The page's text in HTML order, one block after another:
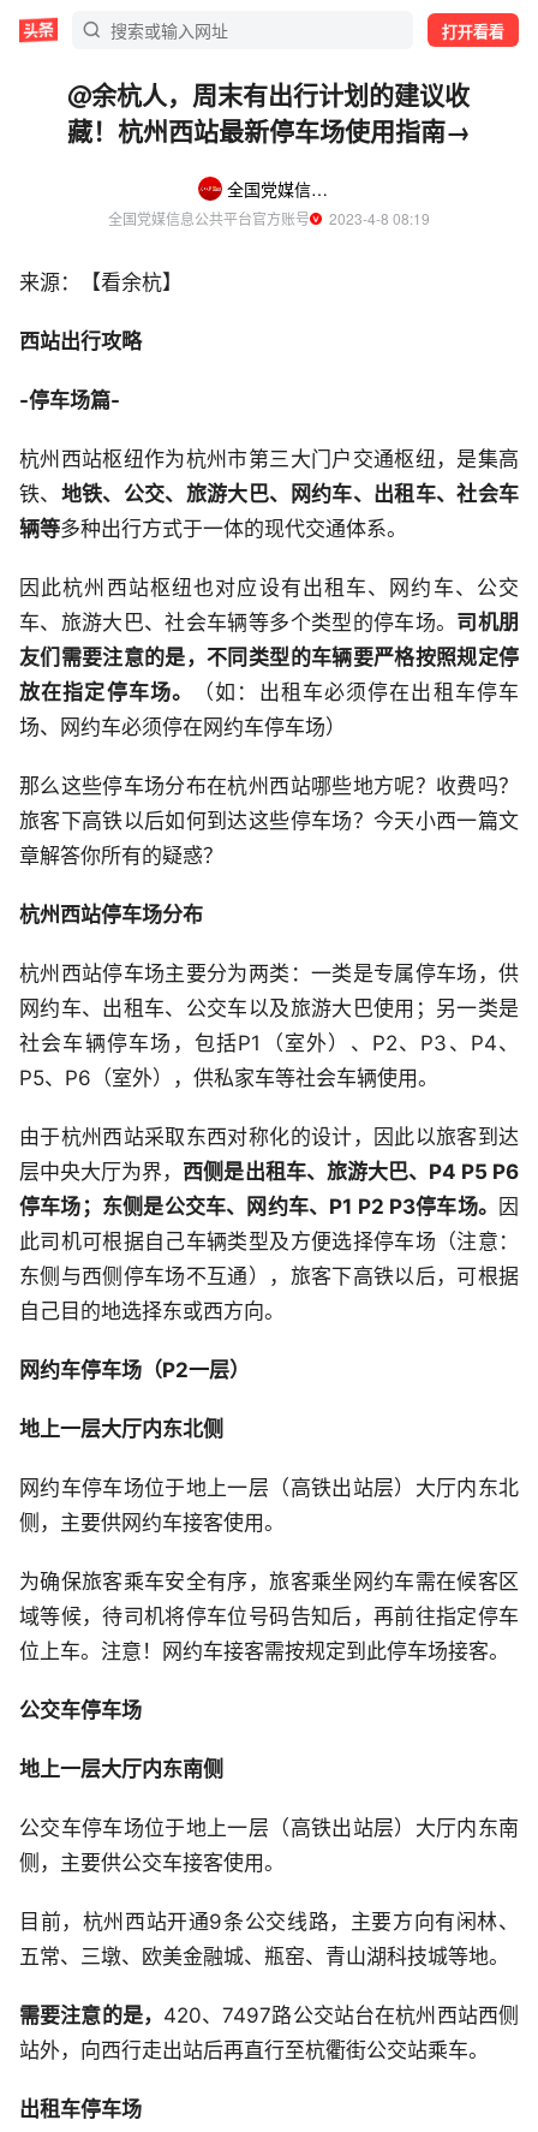
打开看看
@余杭人，周末有出行计划的建议收
藏！杭州西站最新停车场使用指南→
全国党媒信息公共平台
全国党媒信息公共平台官方账号
  2023-4-8 08:19
来源：【看余杭】
西站出行攻略
-停车场篇-
杭州西站枢纽作为杭州市第三大门户交通枢纽，是集高
铁、 地铁、公交、旅游大巴、网约车、出租车、社会车
辆等多种出行方式于一体的现代交通体系。
因此杭州西站枢纽也对应设有出租车、网约车、公交
车、旅游大巴、社会车辆等多个类型的停车场。 司机朋
友们需要注意的是，不同类型的车辆要严格按照规定停
放在指定停车场。
（如：出租车必须停在出租车停车
场、网约车必须停在网约车停车场）
那么这些停车场分布在杭州西站哪些地方呢？收费吗？
旅客下高铁以后如何到达这些停车场？今天小西一篇文
章解答你所有的疑惑？
杭州西站停车场分布
杭州西站停车场主要分为两类：一类是专属停车场，供
网约车、出租车、公交车以及旅游大巴使用；另一类是
社会车辆停车场，包括P1（室外）、P2、P3、P4、
P5、P6（室外），供私家车等社会车辆使用。
由于杭州西站采取东西对称化的设计，因此以旅客到达
层中央大厅为界， 西侧是出租车、旅游大巴、P4 P5 P6
停车场；东侧是公交车、网约车、P1 P2 P3停车场。
因
此司机可根据自己车辆类型及方便选择停车场（注意：
东侧与西侧停车场不互通），旅客下高铁以后，可根据
自己目的地选择东或西方向。
网约车停车场（P2一层）
地上一层大厅内东北侧
网约车停车场位于地上一层（高铁出站层）大厅内东北
侧，主要供网约车接客使用。
为确保旅客乘车安全有序，旅客乘坐网约车需在候客区
域等候，待司机将停车位号码告知后，再前往指定停车
位上车。注意！网约车接客需按规定到此停车场接客。
公交车停车场
地上一层大厅内东南侧
公交车停车场位于地上一层（高铁出站层）大厅内东南
侧，主要供公交车接客使用。
目前，杭州西站开通9条公交线路，主要方向有闲林、
五常、三墩、欧美金融城、瓶窑、青山湖科技城等地。
需要注意的是， 420、7497路公交站台在杭州西站西侧
站外，向西行走出站后再直行至杭衢街公交站乘车。
出租车停车场